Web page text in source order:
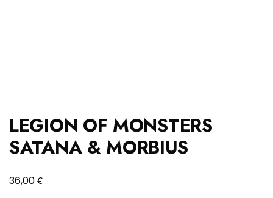
LEGION OF MONSTERS
SATANA & MORBIUS
36,00€